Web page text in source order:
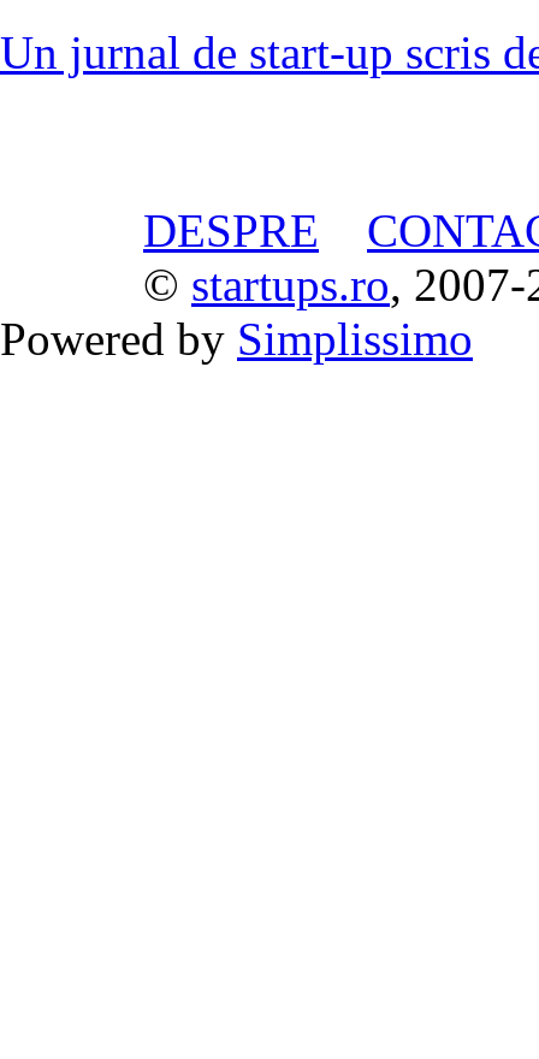
Un jurnal de start-up scris
DESPRE
© startups.ro, 2007-
Powered by Simplissimo